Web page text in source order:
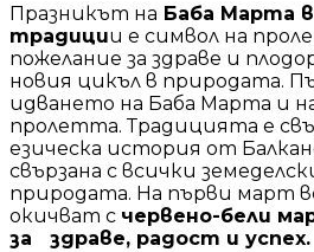
Празникът на Баба Марта
традиции е символ на
пожелание за здраве и
новия цикъл в природата.
идването на Баба Марта и
пролетта. Традицията е
езическа история от
свързана с всички
природата. На първи март
окичват с червено-бели
за здраве, радост и успех.